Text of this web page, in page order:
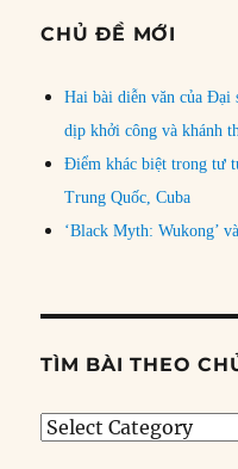
CHỦ ĐỀ MỚI
Hai bài diễn văn của
dịp khởi công và khánh
Điểm khác biệt trong tư
Trung Quốc, Cuba
‘Black Myth: Wukong’
TÌM BÀI THEO
Tìm